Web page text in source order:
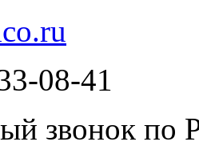
08-41
звонок по